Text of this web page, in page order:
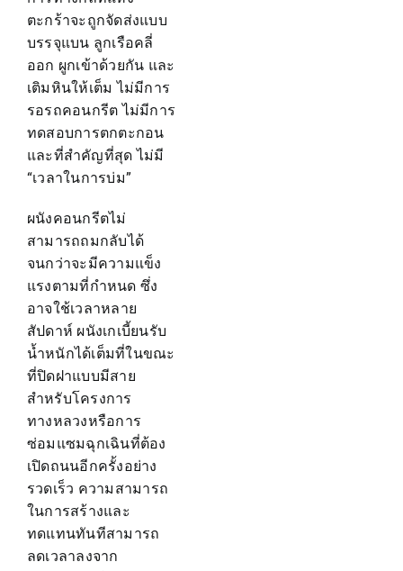
ตะกร้าจะถูกจัดส่งแบบ
บรรจุแบน ลูกเรือคลี่
ออก ผูกเข้าด้วยกัน และ
เติมหินให้เต็ม ไม่มีการ
รอรถคอนกรีต ไม่มีการ
ทดสอบการตกตะกอน
และที่สำคัญที่สุด ไม่มี
“เวลาในการบ่ม”
ผนังคอนกรีตไม่
สามารถถมกลับได้
จนกว่าจะมีความแข็ง
แรงตามที่กำหนด ซึ่ง
อาจใช้เวลาหลาย
สัปดาห์ ผนังเกเบี้ยนรับ
น้ำหนักได้เต็มที่ในขณะ
ที่ปิดฝาแบบมีสาย
สำหรับโครงการ
ทางหลวงหรือการ
ซ่อมแซมฉุกเฉินที่ต้อง
เปิดถนนอีกครั้งอย่าง
รวดเร็ว ความสามารถ
ในการสร้างและ
ทดแทนทันทีสามารถ
ลดเวลาลงจาก